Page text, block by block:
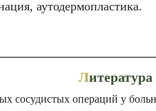
аутодермопластика.
Литература
сосудистых операций у